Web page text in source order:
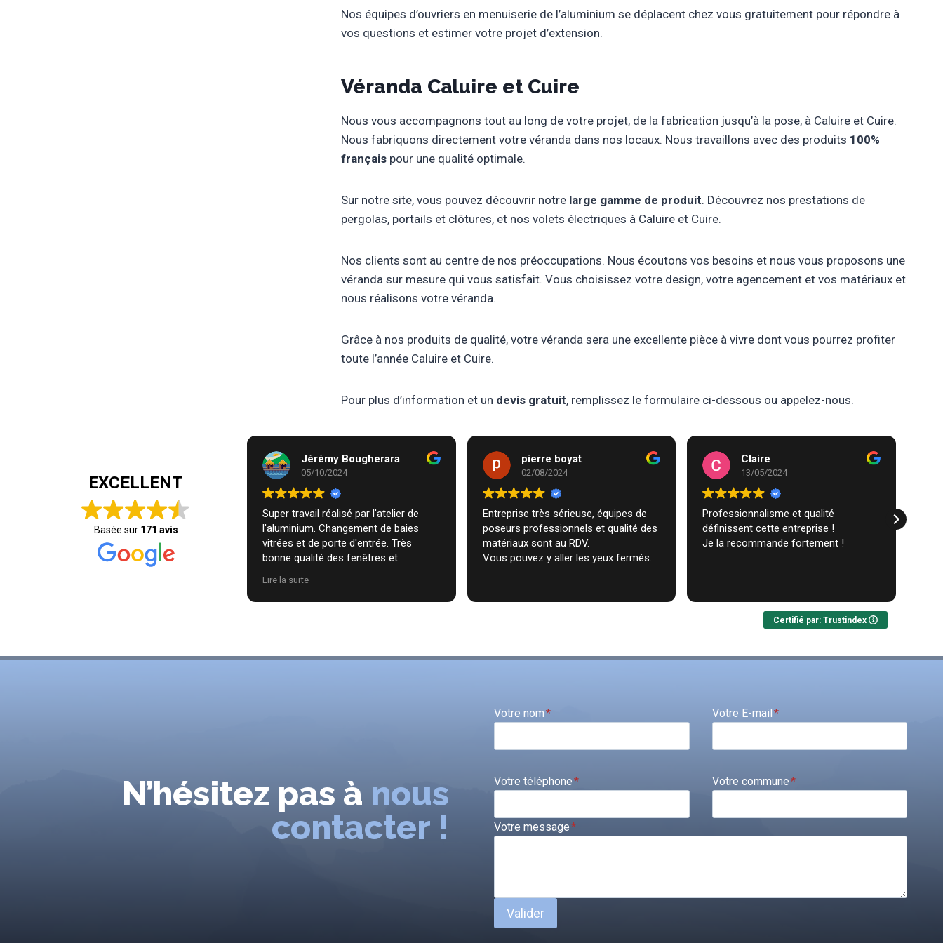
Nos équipes d’ouvriers en menuiserie de l’aluminium se déplacent chez vous gratuitement pour répondre à
vos questions et estimer votre projet d’extension.
Véranda Caluire et Cuire
Nous vous accompagnons tout au long de votre projet, de la fabrication jusqu’à la pose, à Caluire et Cuire.
Nous fabriquons directement votre véranda dans nos locaux. Nous travaillons avec des produits 100%
français pour une qualité optimale.
Sur notre site, vous pouvez découvrir notre large gamme de produit. Découvrez nos prestations de
pergolas, portails et clôtures, et nos volets électriques à Caluire et Cuire.
Nos clients sont au centre de nos préoccupations. Nous écoutons vos besoins et nous vous proposons une
véranda sur mesure qui vous satisfait. Vous choisissez votre design, votre agencement et vos matériaux et
nous réalisons votre véranda.
Grâce à nos produits de qualité, votre véranda sera une excellente pièce à vivre dont vous pourrez profiter
toute l’année Caluire et Cuire.
Pour plus d’information et un devis gratuit, remplissez le formulaire ci-dessous ou appelez-nous.
EXCELLENT
Basée sur 171 avis
Jérémy Bougherara
05/10/2024
Super travail réalisé par l'atelier de
l'aluminium. Changement de baies
vitrées et de porte d'entrée. Très
bonne qualité des fenêtres et
nous. Je recommande vivement.
Lire la suite
pierre boyat
02/08/2024
Entreprise très sérieuse, équipes de
poseurs professionnels et qualité des
matériaux sont au RDV.
Vous pouvez y aller les yeux fermés.
Claire
13/05/2024
Professionnalisme et qualité
définissent cette entreprise !
Je la recommande fortement !
Certifié par: Trustindex
N’hésitez pas à nous
contacter !
Votre nom* Votre E-mail*
Votre téléphone* Votre commune*
Votre message*
Valider